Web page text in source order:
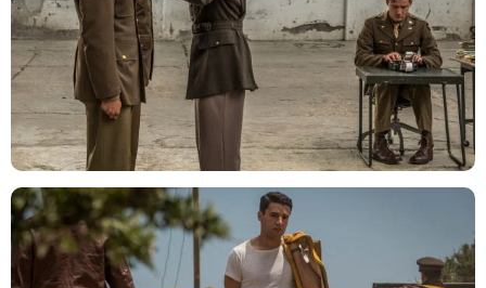
Philipe Antonello / Hulu